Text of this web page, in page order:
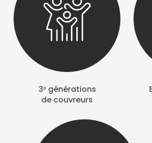
3ᵉ générations
de couvreurs